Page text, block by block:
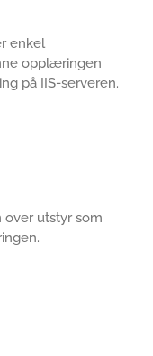
enkel
opplæringen
på IIS-serveren.
over utstyr som